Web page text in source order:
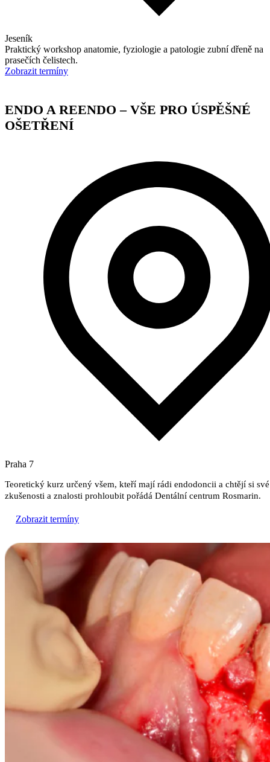
Jeseník
Praktický workshop anatomie, fyziologie a patologie zubní dřeně na
prasečích čelistech.
Zobrazit termíny
ENDO A REENDO – VŠE PRO ÚSPĚŠNÉ
OŠETŘENÍ
Praha 7
Teoretický kurz určený všem, kteří mají rádi endodoncii a chtějí si své
zkušenosti a znalosti prohloubit pořádá Dentální centrum Rosmarin.
Zobrazit termíny